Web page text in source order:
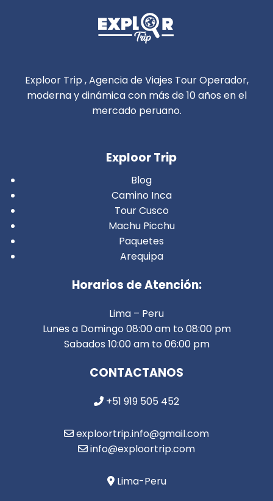
Exploor Trip , Agencia de Viajes Tour Operador,
moderna y dinámica con más de 10 años en el
mercado peruano.
Exploor Trip
Blog
Camino Inca
Tour Cusco
Machu Picchu
Paquetes
Arequipa
Horarios de Atención:
Lima – Peru
Lunes a Domingo 08:00 am to 08:00 pm
Sabados 10:00 am to 06:00 pm
CONTACTANOS
+51 919 505 452
exploortrip.info@gmail.com
info@exploortrip.com
Lima-Peru